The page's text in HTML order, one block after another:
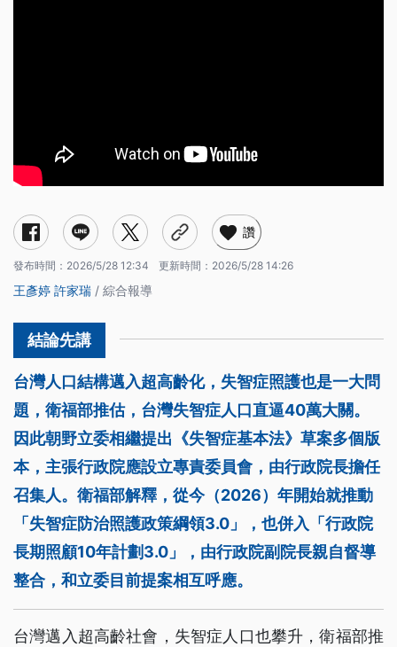
讚
發布時間： 2026/5/28 12:34 更新時間： 2026/5/28 14:26
王彥婷 許家瑞 / 綜合報導
台灣人口結構邁入超高齡化，失智症照護也是一大問
題，衛福部推估，台灣失智症人口直逼40萬大關。
因此朝野立委相繼提出《失智症基本法》草案多個版
本，主張行政院應設立專責委員會，由行政院長擔任
召集人。衛福部解釋，從今（2026）年開始就推動
「失智症防治照護政策綱領3.0」，也併入「行政院
長期照顧10年計劃3.0」，由行政院副院長親自督導
整合，和立委目前提案相互呼應。
台灣邁入超高齡社會，失智症人口也攀升，衛福部推